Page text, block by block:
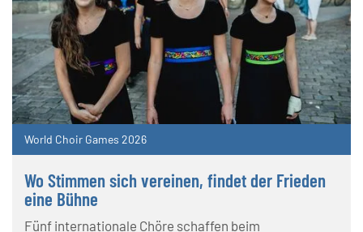
World Choir Games 2026
Wo Stimmen sich vereinen, findet der Frieden
eine Bühne
Fünf internationale Chöre schaffen beim